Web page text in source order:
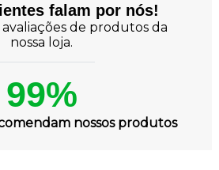
falam por nós!
de produtos da
nossa loja.
99%
nossos produtos